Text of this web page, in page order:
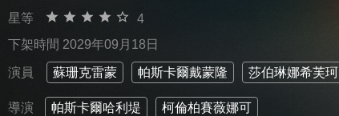
星等
4
下架時間 2029年09月18日
演員 蘇珊克雷蒙 帕斯卡爾戴蒙隆 莎伯琳娜希芙珂
導演 帕斯卡爾哈利堤 柯倫柏賽薇娜可